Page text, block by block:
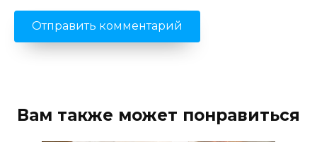
Вам также может понравиться